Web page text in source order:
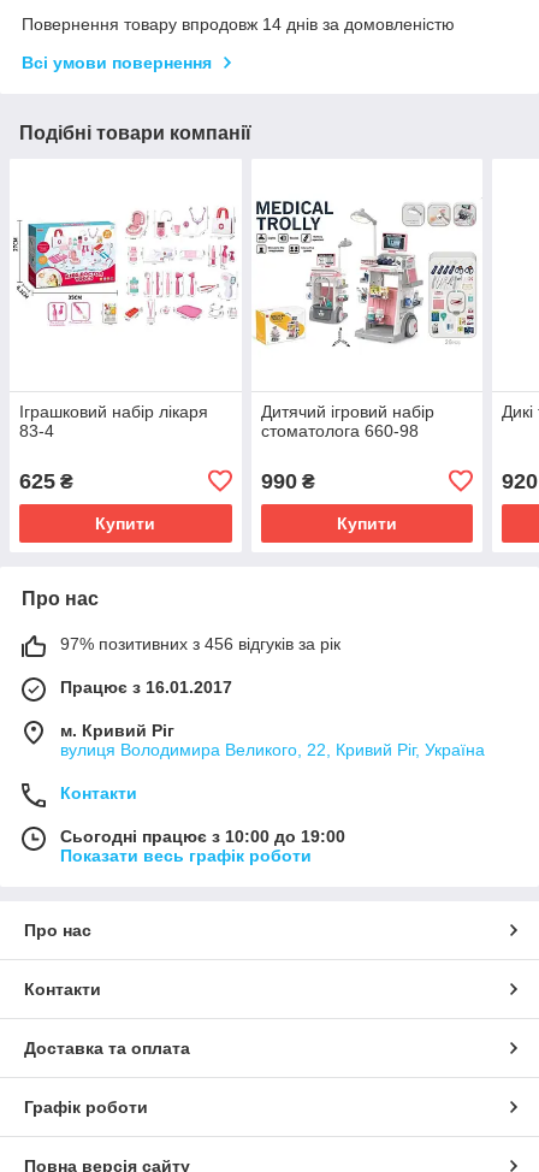
Повернення товару впродовж 14 днів за домовленістю
Всі умови повернення
Подібні товари компанії
Іграшковий набір лікаря
83-4
625 ₴
Купити
Дитячий ігровий набір
стоматолога 660-98
990₴
Купити
920
Про нас
97% позитивних з 456 відгуків за рік
Працює з 16.01.2017
м. Кривий Ріг
вулиця Володимира Великого, 22, Кривий Ріг, Україна
Контакти
Сьогодні працює з 10:00 до 19:00
Показати весь графік роботи
Про нас
Контакти
Доставка та оплата
Графік роботи
Повна версія сайту